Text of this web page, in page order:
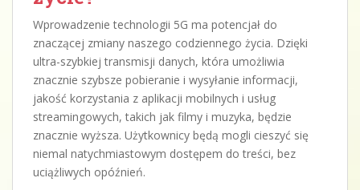
Wprowadzenie technologii 5G ma potencjał do
znaczącej zmiany naszego codziennego życia. Dzięki
ultra-szybkiej transmisji danych, która umożliwia
znacznie szybsze pobieranie i wysyłanie informacji,
jakość korzystania z aplikacji mobilnych i usług
streamingowych, takich jak filmy i muzyka, będzie
znacznie wyższa. Użytkownicy będą mogli cieszyć się
niemal natychmiastowym dostępem do treści, bez
uciążliwych opóźnień.